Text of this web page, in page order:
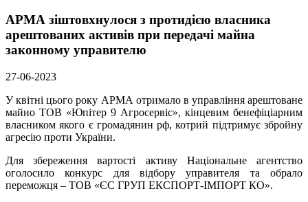
АРМА зіштовхнулося з протидією власника
арештованих активів при передачі майна
законному управителю
27-06-2023
У квітні цього року АРМА отримало в управління арештоване
майно ТОВ «Юпітер 9 Агросервіс», кінцевим бенефіціарним
власником якого є громадянин рф, котрий підтримує збройну
агресію проти України.
Для збереження вартості активу Національне агентство
оголосило конкурс для відбору управителя та обрало
переможця – ТОВ «ЄС ГРУП ЕКСПОРТ-ІМПОРТ КО».